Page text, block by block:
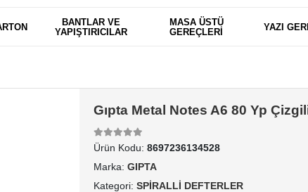
BANTLAR VE
YAPIŞTIRICILAR
MASA ÜSTÜ
GEREÇLERİ
YAZI
Gıpta Metal Notes A6 80 Yp
Ürün Kodu: 8697236134528
Marka: GIPTA
Kategori: SPİRALLİ DEFTERLER